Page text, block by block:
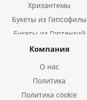
Хризантемы
Букеты из Гипсофилы
Букеты из Гортензий
Букеты из Ирисов
Букеты из Эустом
Компания
О нас
Политика
Политика cookie